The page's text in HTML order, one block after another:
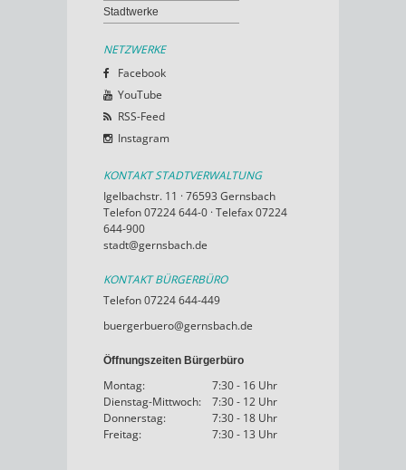
Stadtwerke
NETZWERKE
Facebook
YouTube
RSS-Feed
Instagram
KONTAKT STADTVERWALTUNG
Igelbachstr. 11 · 76593 Gernsbach
Telefon 07224 644-0 · Telefax 07224
644-900
stadt@gernsbach.de
KONTAKT BÜRGERBÜRO
Telefon 07224 644-449
buergerbuero@gernsbach.de
Öffnungszeiten Bürgerbüro
Montag:
7:30 - 16 Uhr
Dienstag-Mittwoch:
7:30 - 12 Uhr
Donnerstag:
7:30 - 18 Uhr
Freitag:
7:30 - 13 Uhr